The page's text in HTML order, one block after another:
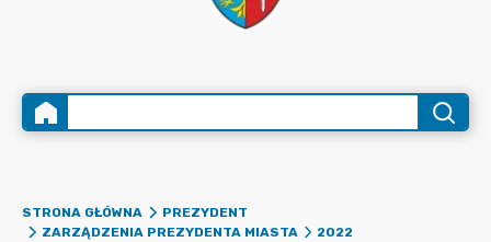
STRONA GŁÓWNA
PREZYDENT
ZARZĄDZENIA PREZYDENTA MIASTA
2022